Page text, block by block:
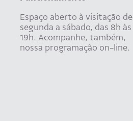
Espaço aberto à visitação de
segunda a sábado, das 8h às
19h. Acompanhe, também,
nossa programação on-line.